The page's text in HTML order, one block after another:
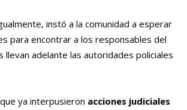
instó a la comunidad a esperar
para encontrar a los responsables del
llevan adelante las autoridades policiales
ya interpusieron acciones judiciales